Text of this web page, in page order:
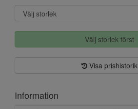
Välj storlek först
Visa prishistorik
Information